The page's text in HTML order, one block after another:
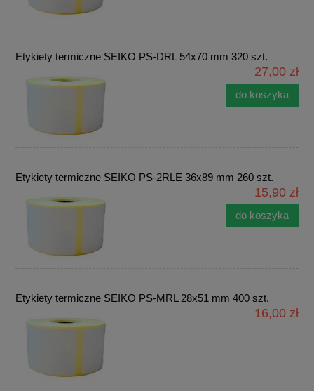
Etykiety termiczne SEIKO PS-DRL 54x70 mm 320 szt.
27,00 zł
do koszyka
Etykiety termiczne SEIKO PS-2RLE 36x89 mm 260 szt.
15,90 zł
do koszyka
Etykiety termiczne SEIKO PS-MRL 28x51 mm 400 szt.
16,00 zł